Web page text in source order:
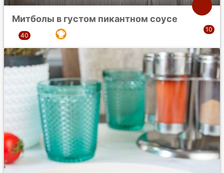
Митболы в густом пикантном соусе